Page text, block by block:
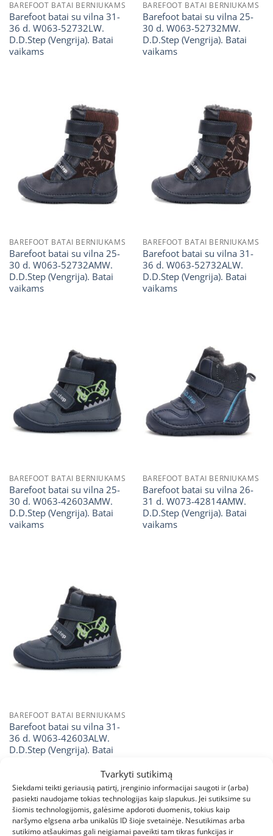
Tvarkyti sutikimą
Siekdami teikti geriausią patirtį, įrenginio informacijai saugoti ir (arba)
pasiekti naudojame tokias technologijas kaip slapukus. Jei sutiksime su
šiomis technologijomis, galėsime apdoroti duomenis, tokius kaip
naršymo elgsena arba unikalūs ID šioje svetainėje. Nesutikimas arba
sutikimo atšaukimas gali neigiamai paveikti tam tikras funkcijas ir
BAREFOOT BATAI BERNIUKAMS
Barefoot batai su vilna 31-
36 d. W063-52732LW.
D.D.Step (Vengrija). Batai
vaikams
BAREFOOT BATAI BERNIUKAMS
Barefoot batai su vilna 25-
30 d. W063-52732MW.
D.D.Step (Vengrija). Batai
vaikams
BAREFOOT BATAI BERNIUKAMS
Barefoot batai su vilna 25-
30 d. W063-52732AMW.
D.D.Step (Vengrija). Batai
vaikams
BAREFOOT BATAI BERNIUKAMS
Barefoot batai su vilna 31-
36 d. W063-52732ALW.
D.D.Step (Vengrija). Batai
vaikams
BAREFOOT BATAI BERNIUKAMS
Barefoot batai su vilna 25-
30 d. W063-42603AMW.
D.D.Step (Vengrija). Batai
vaikams
BAREFOOT BATAI BERNIUKAMS
Barefoot batai su vilna 26-
31 d. W073-42814AMW.
D.D.Step (Vengrija). Batai
vaikams
BAREFOOT BATAI BERNIUKAMS
Barefoot batai su vilna 31-
36 d. W063-42603ALW.
D.D.Step (Vengrija). Batai
1 2
Barefoot batai su pašiltinimu berniukams –